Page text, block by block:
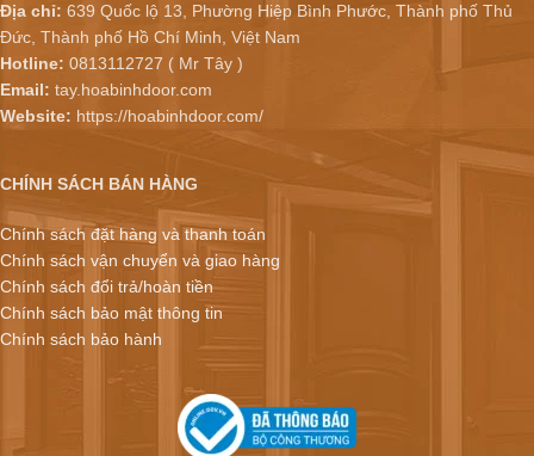
Địa chỉ: 639 Quốc lộ 13, Phường Hiệp Bình Phước, Thành phố Thủ
Đức, Thành phố Hồ Chí Minh, Việt Nam
Hotline: 0813112727 ( Mr Tây )
Email: tay.hoabinhdoor.com
Website: https://hoabinhdoor.com/
CHÍNH SÁCH BÁN HÀNG
Chính sách đặt hàng và thanh toán
Chính sách vận chuyển và giao hàng
Chính sách đổi trả/hoàn tiền
Chính sách bảo mật thông tin
Chính sách bảo hành